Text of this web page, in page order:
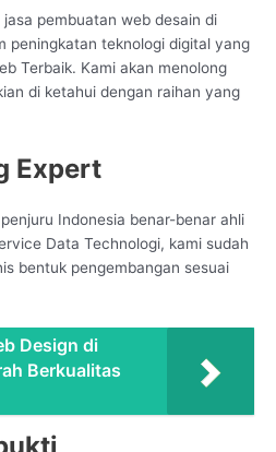
pembuatan web desain di
peningkatan teknologi digital yang
Terbaik. Kami akan menolong
di ketahui dengan raihan yang
Expert
Indonesia benar-benar ahli
Data Technologi, kami sudah
bentuk pengembangan sesuai
Design di
Berkualitas